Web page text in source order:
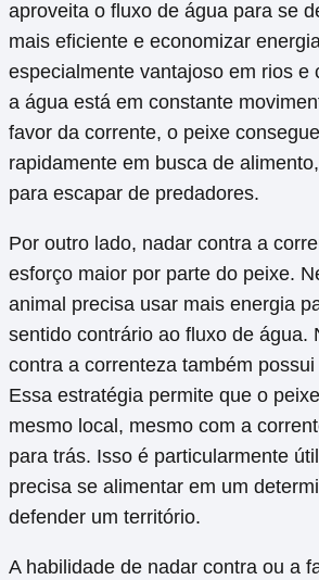
aproveita o fluxo de água para se
mais eficiente e economizar
especialmente vantajoso em rios e
a água está em constante
favor da corrente, o peixe
rapidamente em busca de
para escapar de predadores.
Por outro lado, nadar contra a
esforço maior por parte do peixe.
animal precisa usar mais energia
sentido contrário ao fluxo de água.
contra a correnteza também
Essa estratégia permite que o
mesmo local, mesmo com a
para trás. Isso é particularmente
precisa se alimentar em um
defender um território.
A habilidade de nadar contra ou a